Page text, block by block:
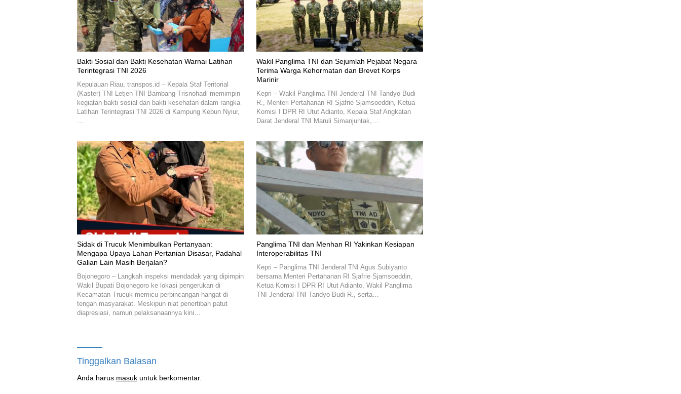
Bakti Sosial dan Bakti Kesehatan Warnai Latihan
Terintegrasi TNI 2026
Kepulauan Riau, transpos.id – Kepala Staf Teritorial
(Kaster) TNI Letjen TNI Bambang Trisnohadi memimpin
kegiatan bakti sosial dan bakti kesehatan dalam rangka
Latihan Terintegrasi TNI 2026 di Kampung Kebun Nyiur,
Wakil Panglima TNI dan Sejumlah Pejabat Negara
Terima Warga Kehormatan dan Brevet Korps
Marinir
Kepri – Wakil Panglima TNI Jenderal TNI Tandyo Budi
R., Menteri Pertahanan RI Sjafrie Sjamsoeddin, Ketua
Komisi I DPR RI Utut Adianto, Kepala Staf Angkatan
Darat Jenderal TNI Maruli Simanjuntak,…
‎Sidak di Trucuk Menimbulkan Pertanyaan:
Mengapa Upaya Lahan Pertanian Disasar, Padahal
Galian Lain Masih Berjalan?
Bojonegoro – Langkah inspeksi mendadak yang dipimpin
Wakil Bupati Bojonegoro ke lokasi pengerukan di
Kecamatan Trucuk memicu perbincangan hangat di
tengah masyarakat. Meskipun niat penertiban patut
diapresiasi, namun pelaksanaannya kini…
Panglima TNI dan Menhan RI Yakinkan Kesiapan
Interoperabilitas TNI
Kepri – Panglima TNI Jenderal TNI Agus Subiyanto
bersama Menteri Pertahanan RI Sjafrie Sjamsoeddin,
Ketua Komisi I DPR RI Utut Adianto, Wakil Panglima
TNI Jenderal TNI Tandyo Budi R., serta…
Tinggalkan Balasan
Anda harus masuk untuk berkomentar.